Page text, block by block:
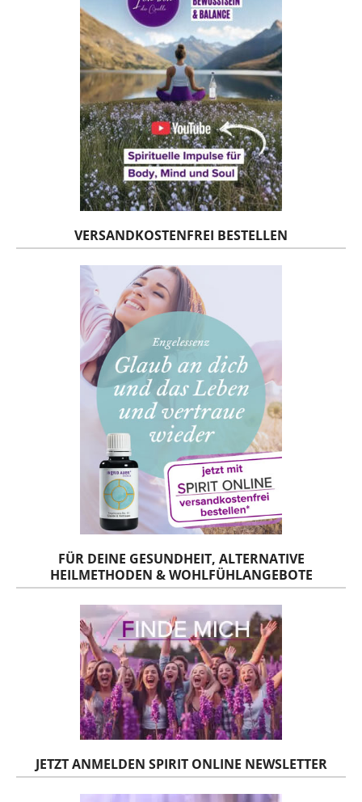
VERSANDKOSTENFREI BESTELLEN
FÜR DEINE GESUNDHEIT, ALTERNATIVE
HEILMETHODEN & WOHLFÜHLANGEBOTE
JETZT ANMELDEN SPIRIT ONLINE NEWSLETTER